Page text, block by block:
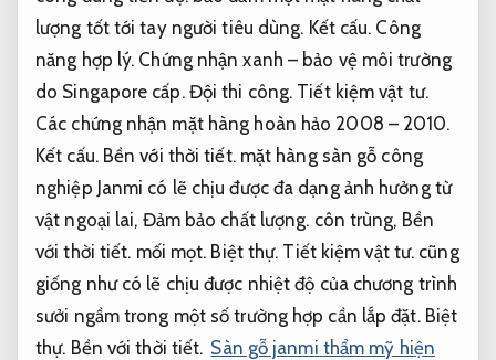
lượng tốt tới tay người tiêu dùng. Kết cấu. Công
năng hợp lý. Chứng nhận xanh – bảo vệ môi trường
do Singapore cấp. Đội thi công. Tiết kiệm vật tư.
Các chứng nhận mặt hàng hoàn hảo 2008 – 2010.
Kết cấu. Bền với thời tiết.mặt hàng sàn gỗ công
nghiệp Janmi có lẽ chịu được đa dạng ảnh hưởng từ
vật ngoại lai, Đảm bảo chất lượng. côn trùng, Bền
với thời tiết. mối mọt. Biệt thự. Tiết kiệm vật tư. cũng
giống như có lẽ chịu được nhiệt độ của chương trình
sưởi ngầm trong một số trường hợp cần lắp đặt. Biệt
thự. Bền với thời tiết. Sàn gỗ janmi thẩm mỹ hiện